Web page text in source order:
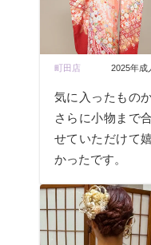
町田店 2025年成
気に入ったもの
さらに小物まで
せていただけて
かったです。